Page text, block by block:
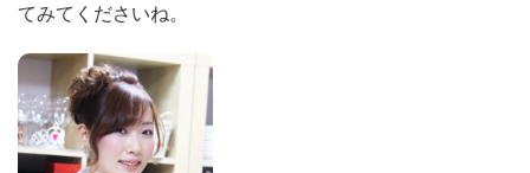
てみてくださいね。